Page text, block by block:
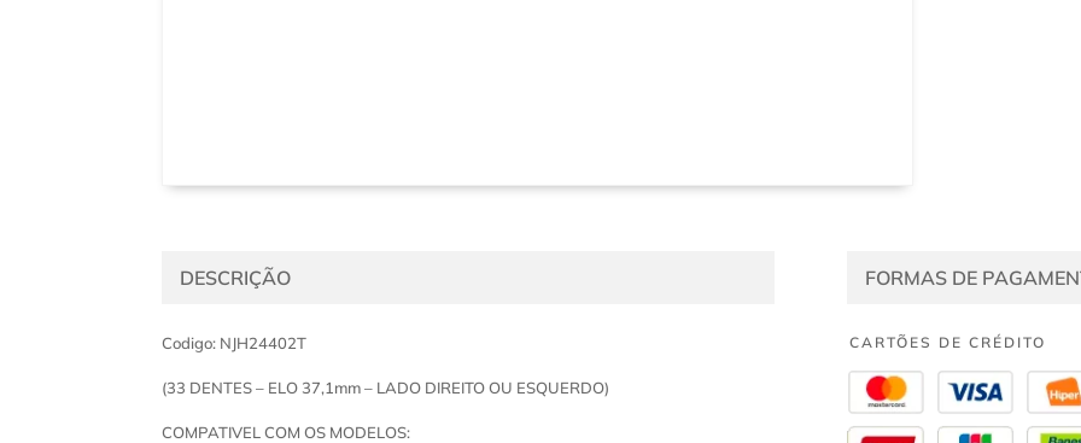
DESCRIÇÃO
Codigo: NJH24402T
(33 DENTES – ELO 37,1mm – LADO DIREITO OU ESQUERDO)
COMPATIVEL COM OS MODELOS:
FORMAS DE
CARTÕES DE CRÉDITO